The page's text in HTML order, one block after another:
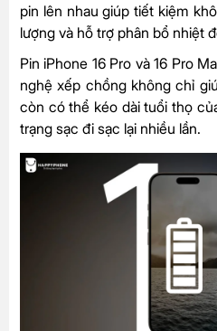
pin lên nhau giúp tiết kiệm
lượng và hỗ trợ phân bổ nhiệt
Pin iPhone 16 Pro và 16 Pro
nghệ xếp chồng không chỉ
còn có thể kéo dài tuổi thọ
trạng sạc đi sạc lại nhiều lần.